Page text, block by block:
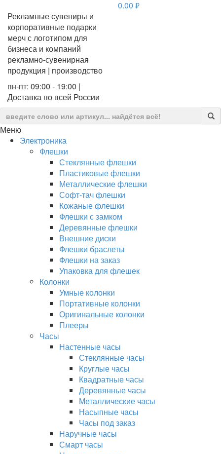
Рекламные сувениры и
корпоративные подарки
мерч с логотипом для
бизнеса и компаний
рекламно-сувенирная
продукция | производство
пн-пт: 09:00 - 19:00 |
Доставка по всей России
0.00 руб.
Меню
Электроника
Флешки
Стеклянные флешки
Пластиковые флешки
Металлические флешки
Софт-тач флешки
Кожаные флешки
Флешки с замком
Деревянные флешки
Внешние диски
Флешки браслеты
Флешки на заказ
Упаковка для флешек
Колонки
Умные колонки
Портативные колонки
Оригинальные колонки
Плееры
Часы
Настенные часы
Стеклянные часы
Круглые часы
Квадратные часы
Деревянные часы
Металлические часы
Насыпные часы
Часы под заказ
Наручные часы
Смарт часы